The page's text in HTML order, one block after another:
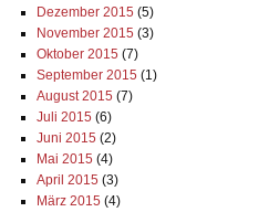
Dezember 2015 (5)
November 2015 (3)
Oktober 2015 (7)
September 2015 (1)
August 2015 (7)
Juli 2015 (6)
Juni 2015 (2)
Mai 2015 (4)
April 2015 (3)
März 2015 (4)